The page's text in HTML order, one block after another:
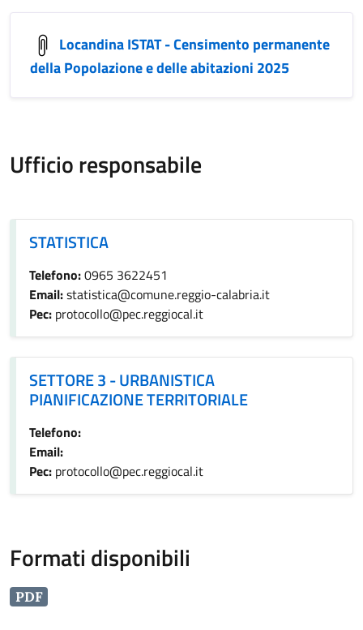
Locandina ISTAT - Censimento permanente
della Popolazione e delle abitazioni 2025
Ufficio responsabile
STATISTICA
Telefono:0965 3622451
Email:statistica@comune.reggio-calabria.it
Pec: protocollo@pec.reggiocal.it
SETTORE 3 - URBANISTICA
PIANIFICAZIONE TERRITORIALE
Telefono:
Email:
Pec: protocollo@pec.reggiocal.it
Formati disponibili
PDF